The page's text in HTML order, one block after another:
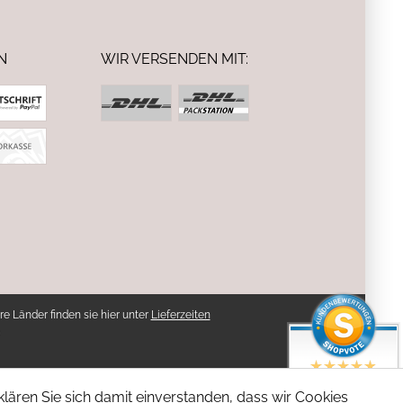
WIR VERSENDEN MIT:
Länder finden sie hier unter Lieferzeiten
Sie sich damit einverstanden, dass wir Cookies
4.94 / 5